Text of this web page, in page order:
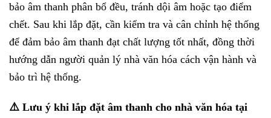
bảo âm thanh phân bổ đều, tránh dội âm hoặc tạo điểm
chết. Sau khi lắp đặt, cần kiểm tra và cân chỉnh hệ thống
để đảm bảo âm thanh đạt chất lượng tốt nhất, đồng thời
hướng dẫn người quản lý nhà văn hóa cách vận hành và
bảo trì hệ thống.
⚠️ Lưu ý khi lắp đặt âm thanh cho nhà văn hóa tại